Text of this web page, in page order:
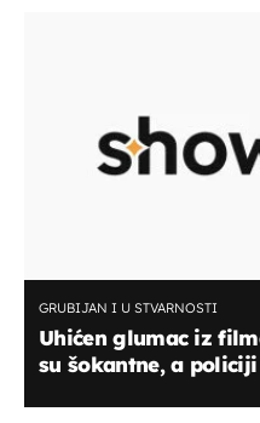
GRUBIJAN I U STVARNOSTI
Uhićen glumac iz
su šokantne, a